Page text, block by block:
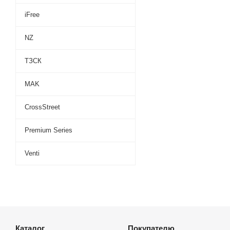
iFree
NZ
ТЗСК
MAK
CrossStreet
Premium Series
Venti
Каталог Покупателю